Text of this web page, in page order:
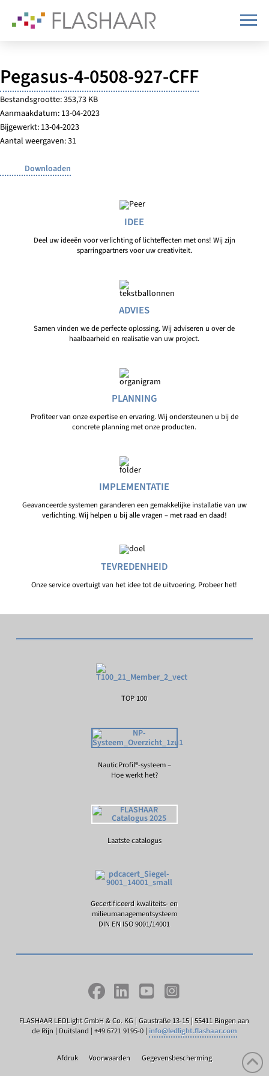
Pegasus-4-0508-927-CFF
Bestandsgrootte: 353,73 KB
Aanmaakdatum: 13-04-2023
Bijgewerkt: 13-04-2023
Aantal weergaven: 31
Downloaden
IDEE
Deel uw ideeën voor verlichting of lichteffecten met ons! Wij zijn
sparringpartners voor uw creativiteit.
ADVIES
Samen vinden we de perfecte oplossing. Wij adviseren u over de
haalbaarheid en realisatie van uw project.
PLANNING
Profiteer van onze expertise en ervaring. Wij ondersteunen u bij de
concrete planning met onze producten.
IMPLEMENTATIE
Geavanceerde systemen garanderen een gemakkelijke installatie van uw
verlichting. Wij helpen u bij alle vragen – met raad en daad!
TEVREDENHEID
Onze service overtuigt van het idee tot de uitvoering. Probeer het!
TOP 100
NauticProfil®-systeem –
Hoe werkt het?
Laatste catalogus
Gecertificeerd kwaliteits- en
milieumanagementsysteem
DIN EN ISO 9001/14001
FLASHAAR LEDLight GmbH & Co. KG | Gaustraße 13-15 | 55411 Bingen aan
de Rijn | Duitsland | +49 6721 9195-0 | info@ledlight.flashaar.com
Afdruk Voorwaarden Gegevensbescherming